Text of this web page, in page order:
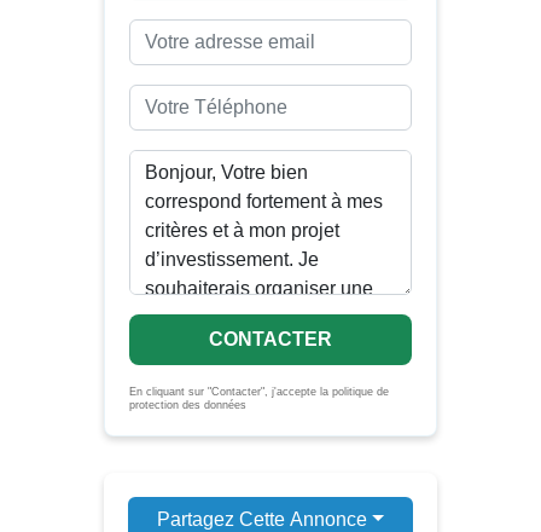
CONTACTER
En cliquant sur "Contacter", j'accepte la politique de
protection des données
Partagez Cette Annonce